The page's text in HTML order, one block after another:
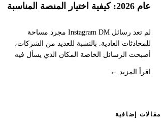
عام 2026: كيفية اختيار المنصة المناسبة
لم تعد رسائل Instagram DM مجرد مساحة
للمحادثات العادية. بالنسبة للعديد من الشركات،
أصبحت الرسائل الخاصة المكان الذي يسأل فيه
العملاء عن الأسعار، ويطلبون تفاصيل المنتجات،
تبحث المزيد من العلامات التجارية عن أدوات
اقرأ المزيد ←
مقالات إضافية